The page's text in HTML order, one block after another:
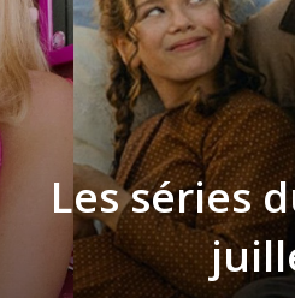
Les séries